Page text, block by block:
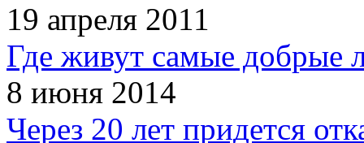
19 апреля 2011
Где живут самые добрые
8 июня 2014
Через 20 лет придется